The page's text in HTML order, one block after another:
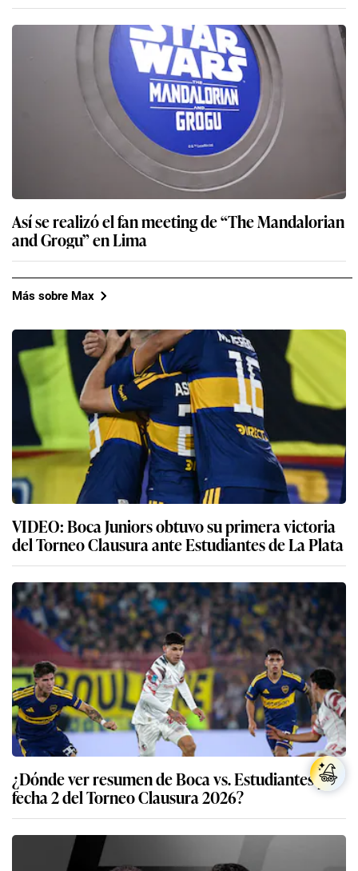
Así se realizó el fan meeting de “The Mandalorian
and Grogu” en Lima
Más sobre Max
VIDEO: Boca Juniors obtuvo su primera victoria
del Torneo Clausura ante Estudiantes de La Plata
¿Dónde ver resumen de Boca vs. Estudiantes por
fecha 2 del Torneo Clausura 2026?